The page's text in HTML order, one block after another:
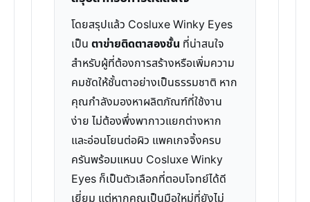
โดยสรุปแล้ว Cosluxe Winky Eyes
เป็น ตาข่ายติดตาสองชั้น ที่น่าสนใจ
สำหรับผู้ที่ต้องการสร้างหรือเพิ่มความ
คมชัดให้ชั้นตาอย่างเป็นธรรมชาติ หาก
คุณกำลังมองหาผลิตภัณฑ์ที่ใช้งาน
ง่าย ไม่ต้องพึ่งพากาวแยกต่างหาก
และอ่อนโยนต่อผิว แพคเกจจิ้งครบ
ครันพร้อมแหนบ Cosluxe Winky
Eyes ก็เป็นตัวเลือกที่ตอบโจทย์ได้ดี
เยี่ยม แต่หากคุณเป็นมือใหม่ที่ยังไม่